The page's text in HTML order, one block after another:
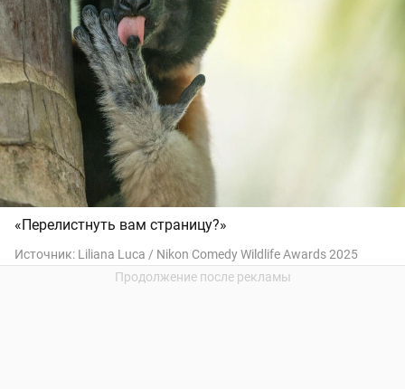
«Перелистнуть вам страницу?»
Источник: Liliana Luca / Nikon Comedy Wildlife Awards 2025